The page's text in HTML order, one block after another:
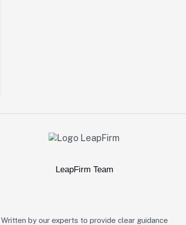
LeapFirm Team
Written by our experts to provide clear guidance